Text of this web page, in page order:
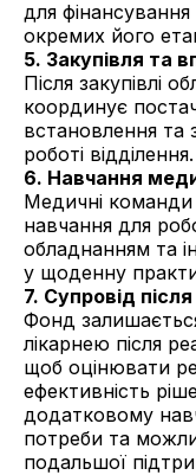
для
окремих його
5. Закупівля та
Після закупівлі
координує
встановлення та
роботі відділення.
6. Навчання
Медичні
навчання для
обладнанням та
у щоденну
7. Супровід після
Фонд
лікарнею після
щоб оцінювати
ефективність
додатковому
потреби та
подальшої